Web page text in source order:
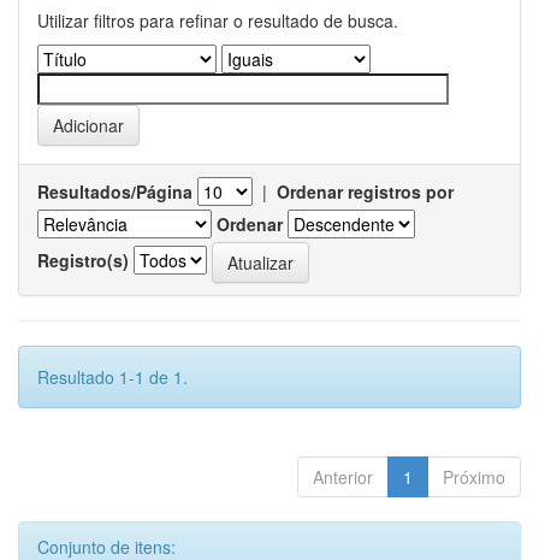
Utilizar filtros para refinar o resultado de busca.
Resultados/Página | Ordenar registros por
Ordenar
Registro(s)
Resultado 1-1 de 1.
Anterior 1 Próximo
Conjunto de itens: